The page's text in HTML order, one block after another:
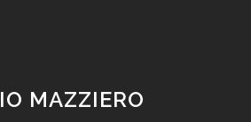
MAZZIERO